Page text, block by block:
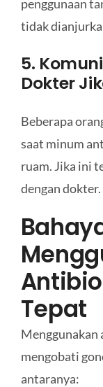
penggunaan
tidak
5.
Dokter
Beberapa
saat minum
ruam. Jika ini
dengan dokter.
Tepat
Menggunakan
mengobati
antaranya: